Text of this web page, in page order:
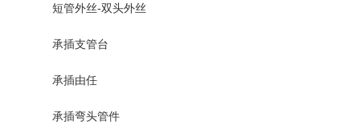
短管外丝-双头外丝
承插支管台
承插由任
承插弯头管件